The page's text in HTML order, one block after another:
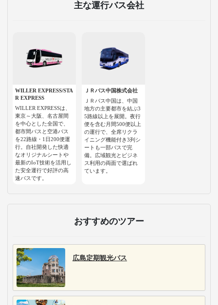
主な運行バス会社
WILLER EXPRESS/STA
R EXPRESS
WILLER EXPRESSは、
東京～大阪、名古屋間
を中心とした全国で、
都市間バスと空港バス
を22路線・1日200便運
行。自社開発した快適
なオリジナルシートや
最新のIoT技術を活用し
た安全運行で好評の高
速バスです。
ＪＲバス中国株式会社
ＪＲバス中国は、中国
地方の主要都市を結ぶ3
5路線以上を展開。夜行
便を含む月間500便以上
の運行で、全席リクラ
イニング機能付き3列シ
ートも一部バスで完
備。広域観光とビジネ
ス利用の両面で選ばれ
ています。
おすすめのツアー
広島定期観光バス